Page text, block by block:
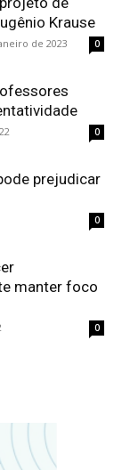
Krause
de 2023 0
0
prejudicar
0
manter foco
0